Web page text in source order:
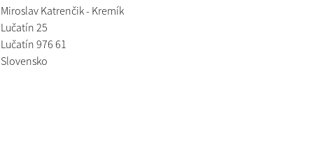
Miroslav Katrenčik - Kremík
Lučatín 25
Lučatín 976 61
Slovensko